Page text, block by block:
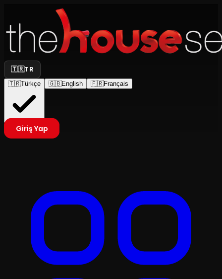
🇹🇷TR
🇹🇷Türkçe 🇬🇧English 🇫🇷Français
Giriş Yap